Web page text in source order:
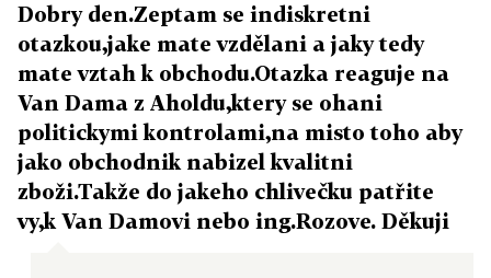
Dobry den.Zeptam se indiskretni
otazkou,jake mate vzdělani a jaky tedy
mate vztah k obchodu.Otazka reaguje na
Van Dama z Aholdu,ktery se ohani
politickymi kontrolami,na misto toho aby
jako obchodnik nabizel kvalitni
zboži.Takže do jakeho chlivečku patřite
vy,k Van Damovi nebo ing.Rozove. Děkuji